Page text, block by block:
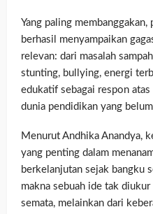
Yang paling membanggakan,
berhasil menyampaikan
relevan: dari masalah
stunting, bullying, energi
edukatif sebagai respon
dunia pendidikan yang
Menurut Andhika Anandya,
yang penting dalam
berkelanjutan sejak bangku
makna sebuah ide tak
semata, melainkan dari